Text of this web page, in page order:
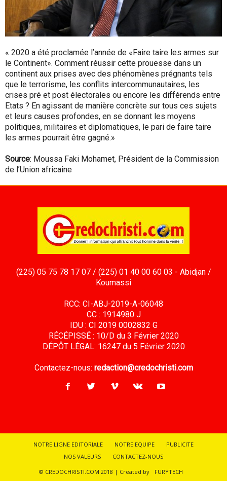
« 2020 a été proclamée l’année de «Faire taire les armes sur
le Continent». Comment réussir cette prouesse dans un
continent aux prises avec des phénomènes prégnants tels
que le terrorisme, les conflits intercommunautaires, les
crises pré et post électorales ou encore les différends entre
Etats ? En agissant de manière concrète sur tous ces sujets
et leurs causes profondes, en se donnant les moyens
politiques, militaires et diplomatiques, le pari de faire taire
les armes pourrait être gagné.»
Source: Moussa Faki Mohamet, Président de la Commission
de l’Union africaine
(225) 05 75 78 17 07 / (225) 01 40 00 60 03 - Abidjan /
Koumassi
RCC: CI-ABJ-2019-A-06048
CC : 1914980 J
IDU : CI 2019 0002832 G
RÉCÉPISSÉ : 10/D du 3 Février 2020
DÉPÔT LÉGAL: 16247 du 5 Février 2020
Contactez-nous: redaction@credochristi.com
NOTRE LIGNE EDITORIALE NOTRE EQUIPE
PUBLICITE
NOS VALEURS
CONTACTEZ-NOUS
© CREDOCHRISTI.COM 2018 | Created by
FURYTECH